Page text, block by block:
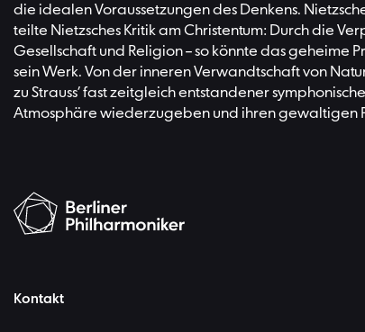
die idealen Voraussetzungen des Denkens.
teilte Nietzsches Kritik am Christentum: Durch die
Gesellschaft und Religion – so könnte das
sein Werk. Von der inneren Verwandtschaft von
zu Strauss’ fast zeitgleich entstandener
Atmosphäre wiederzugeben und ihren gewaltigen
Kontakt